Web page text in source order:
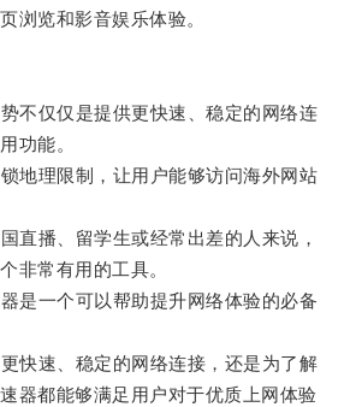
浏览和影音娱乐体验。
仅仅是提供更快速、稳定的网络连
功能。
理限制，让用户能够访问海外网站
播、留学生或经常出差的人来说，
非常有用的工具。
一个可以帮助提升网络体验的必备
速、稳定的网络连接，还是为了解
器都能够满足用户对于优质上网体验